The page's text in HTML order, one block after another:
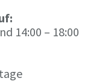
14:00 – 18:00